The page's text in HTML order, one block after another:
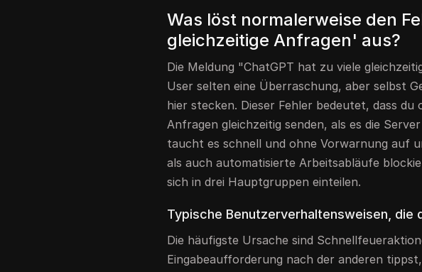
Was löst normalerweise den
gleichzeitige Anfragen' aus?
Die Meldung "ChatGPT hat zu viele
User selten eine Überraschung, aber selbst
hier stecken. Dieser Fehler bedeutet, dass du
Anfragen gleichzeitig senden, als es die
taucht es schnell und ohne Vorwarnung auf
als auch automatisierte Arbeitsabläufe
sich in drei Hauptgruppen einteilen.
Typische Benutzerverhaltensweisen, die
Die häufigste Ursache sind
Eingabeaufforderung nach der anderen